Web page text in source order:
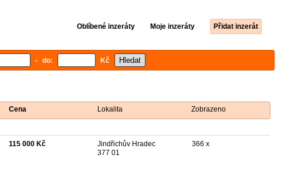
Oblíbené inzeráty Moje inzeráty Přidat inzerát
- do: Kč
Cena Lokalita Zobrazeno
115 000 Kč
Jindřichův Hradec
377 01
366 x